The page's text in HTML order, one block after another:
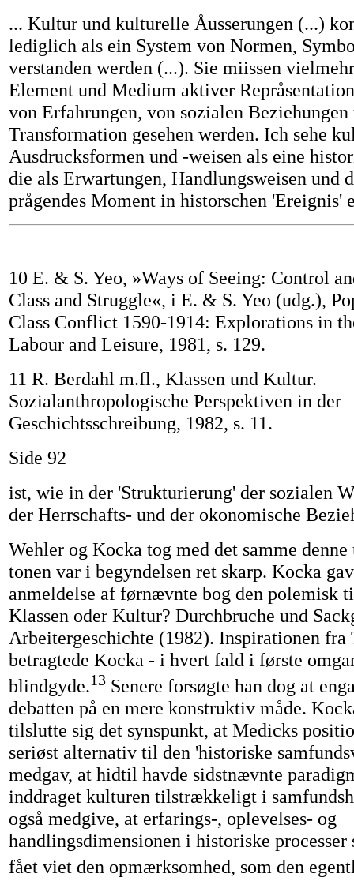
... Kultur und kulturelle Åusserungen (...)
lediglich als ein System von Normen,
verstanden werden (...). Sie miissen
Element und Medium aktiver
von Erfahrungen, von sozialen Beziehungen
Transformation gesehen werden. Ich sehe
Ausdrucksformen und -weisen als eine
die als Erwartungen, Handlungsweisen und
prågendes Moment in historschen 'Ereignis'
10 E. & S. Yeo, »Ways of Seeing: Control
Class and Struggle«, i E. & S. Yeo (udg.),
Class Conflict 1590-1914: Explorations in
Labour and Leisure, 1981, s. 129.
11 R. Berdahl m.fl., Klassen und Kultur.
Sozialanthropologische Perspektiven in der
Geschichtsschreibung, 1982, s. 11.
Side 92
ist, wie in der 'Strukturierung' der sozialen
der Herrschafts- und der okonomische
Wehler og Kocka tog med det samme
tonen var i begyndelsen ret skarp. Kocka
anmeldelse af førnævnte bog den polemisk
Klassen oder Kultur? Durchbruche und
Arbeitergeschichte (1982). Inspirationen fra
betragtede Kocka - i hvert fald i første
blindgyde.13 Senere forsøgte han dog at
debatten på en mere konstruktiv måde.
tilslutte sig det synspunkt, at Medicks
seriøst alternativ til den 'historiske
medgav, at hidtil havde sidstnævnte
inddraget kulturen tilstrækkeligt i
også medgive, at erfarings-, oplevelses- og
handlingsdimensionen i historiske
fået viet den opmærksomhed, som den